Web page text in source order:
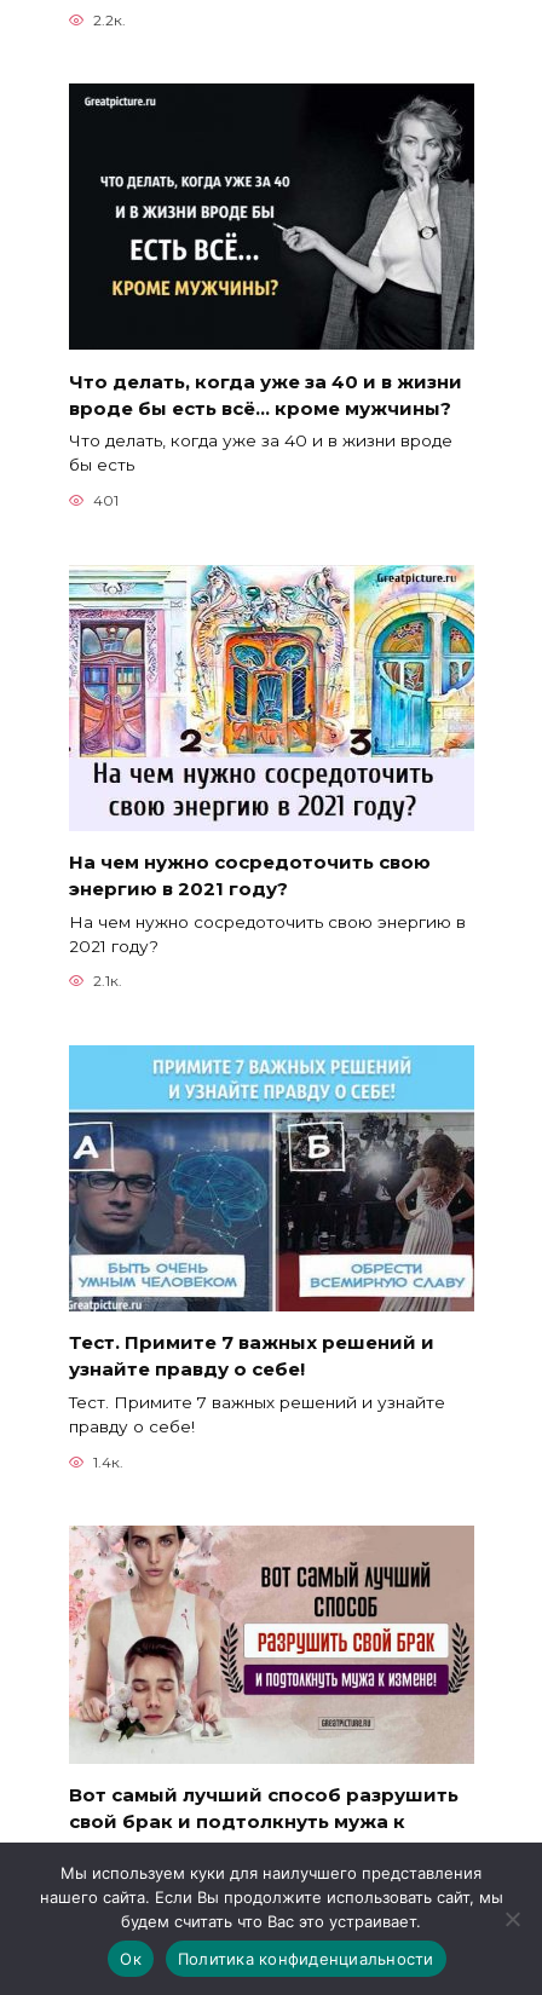
2.2к.
Что делать, когда уже за 40 и в жизни
вроде бы есть всё… кроме мужчины?
Что делать, когда уже за 40 и в жизни вроде
бы есть
401
На чем нужно сосредоточить свою
энергию в 2021 году?
На чем нужно сосредоточить свою энергию в
2021 году?
2.1к.
Тест. Примите 7 важных решений и
узнайте правду о себе!
Тест. Примите 7 важных решений и узнайте
правду о себе!
1.4к.
Вот самый лучший способ разрушить
свой брак и подтолкнуть мужа к
измене!
Вот самый лучший способ разрушить свой
брак и подтолкнуть
367
Мы используем куки для наилучшего представления
нашего сайта. Если Вы продолжите использовать сайт, мы
будем считать что Вас это устраивает.
Ок
Политика конфиденциальности